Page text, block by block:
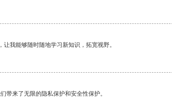
我能够随时随地学习新知识，拓宽视野。
带来了无限的隐私保护和安全性保护。